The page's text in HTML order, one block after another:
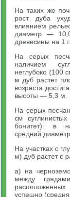
На таких же
рост дуба
влиянием
диаметр —
древесины на 1
На серых
наличием
неглубоко (100
м дуб растет
возраста
высоты — 5,3 м.
На серых
см
бонитет): в
средний
На участках с
м) дуб растет с
а) на
между
успешно